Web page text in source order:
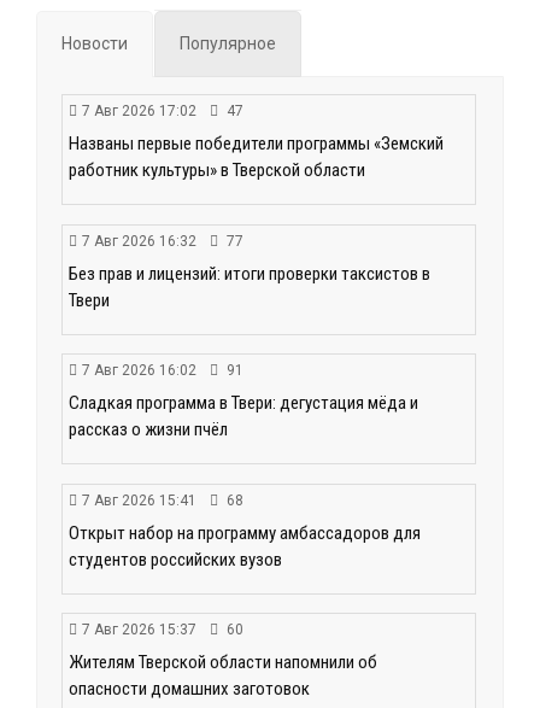
Новости Популярное
7 Авг 2026 17:02 47
Названы первые победители программы «Земский
работник культуры» в Тверской области
7 Авг 2026 16:32 77
Без прав и лицензий: итоги проверки таксистов в
Твери
7 Авг 2026 16:02 91
Сладкая программа в Твери: дегустация мёда и
рассказ о жизни пчёл
7 Авг 2026 15:41 68
Открыт набор на программу амбассадоров для
студентов российских вузов
7 Авг 2026 15:37 60
Жителям Тверской области напомнили об
опасности домашних заготовок